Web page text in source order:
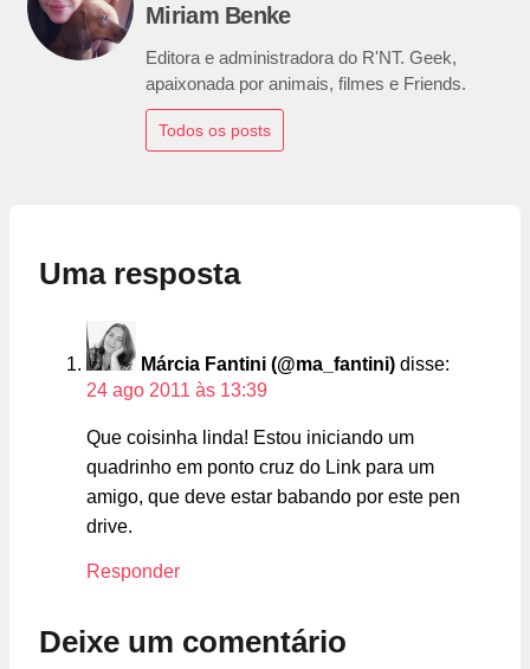
Miriam Benke
Editora e administradora do R'NT. Geek,
apaixonada por animais, filmes e Friends.
Todos os posts
Uma resposta
Márcia Fantini (@ma_fantini) disse:
24 ago 2011 às 13:39
Que coisinha linda! Estou iniciando um
quadrinho em ponto cruz do Link para um
amigo, que deve estar babando por este pen
drive.
Responder
Deixe um comentário